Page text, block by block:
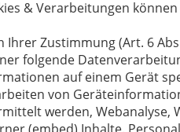
& Verarbeitungen
Ihrer Zustimmung (Art. 6
folgende
auf einem Gerät
von
werden, Webanalyse,
zu bewahren, verwenden
Ihre Nachricht
Sorger weitergeleitet.
Meine Nachricht